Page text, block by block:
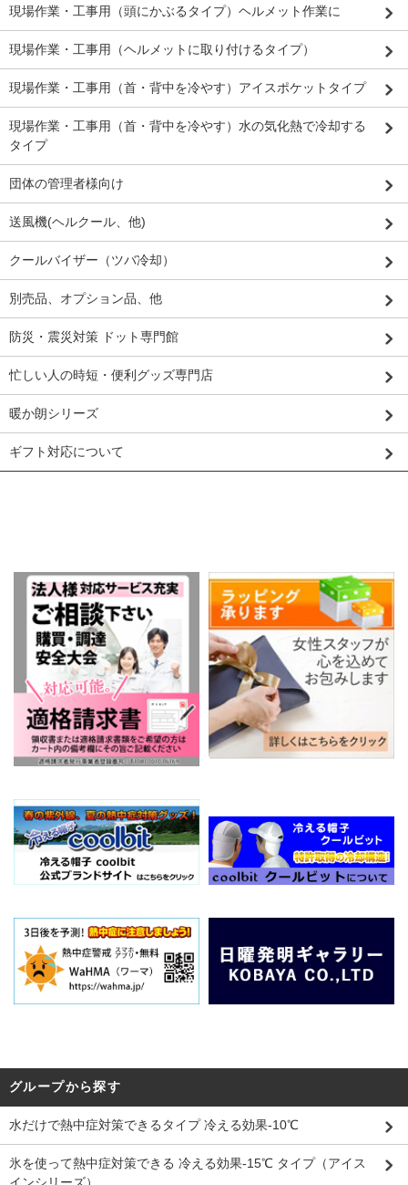
現場作業・工事用（頭にかぶるタイプ）ヘルメット作業に
現場作業・工事用（ヘルメットに取り付けるタイプ）
現場作業・工事用（首・背中を冷やす）アイスポケットタイプ
現場作業・工事用（首・背中を冷やす）水の気化熱で冷却する
タイプ
団体の管理者様向け
送風機(ヘルクール、他)
クールバイザー（ツバ冷却）
別売品、オプション品、他
防災・震災対策 ドット専門館
忙しい人の時短・便利グッズ専門店
暖か朗シリーズ
ギフト対応について
グループから探す
水だけで熱中症対策できるタイプ 冷える効果-10℃
氷を使って熱中症対策できる 冷える効果-15℃ タイプ（アイス
インシリーズ）